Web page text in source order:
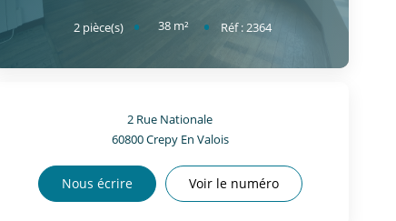
2 pièce(s) 38 m² Réf :2364
2 Rue Nationale
60800Crepy En Valois
Nous écrire Voir le numéro